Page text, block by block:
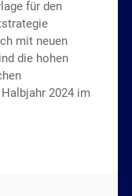
für den
mit neuen
die hohen
2024 im